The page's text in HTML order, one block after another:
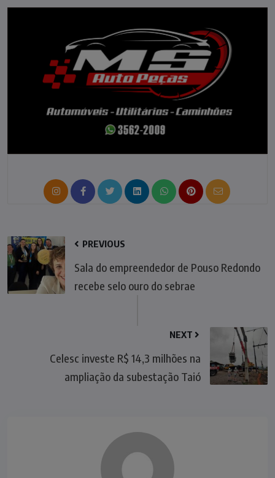
PREVIOUS
Sala do empreendedor de Pouso Redondo
recebe selo ouro do sebrae
NEXT
Celesc investe R$ 14,3 milhões na
ampliação da subestação Taió